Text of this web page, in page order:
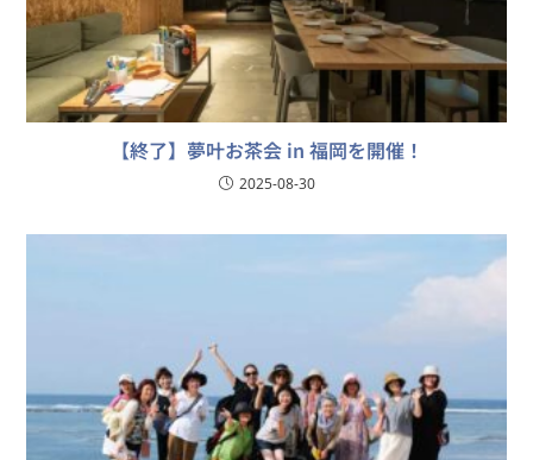
【終了】夢叶お茶会 in 福岡を開催！
2025-08-30